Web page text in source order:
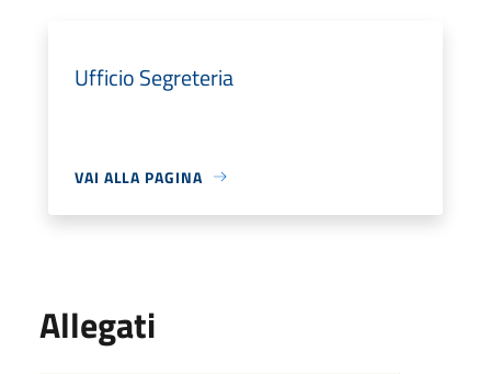
Ufficio Segreteria
VAI ALLA PAGINA
Allegati